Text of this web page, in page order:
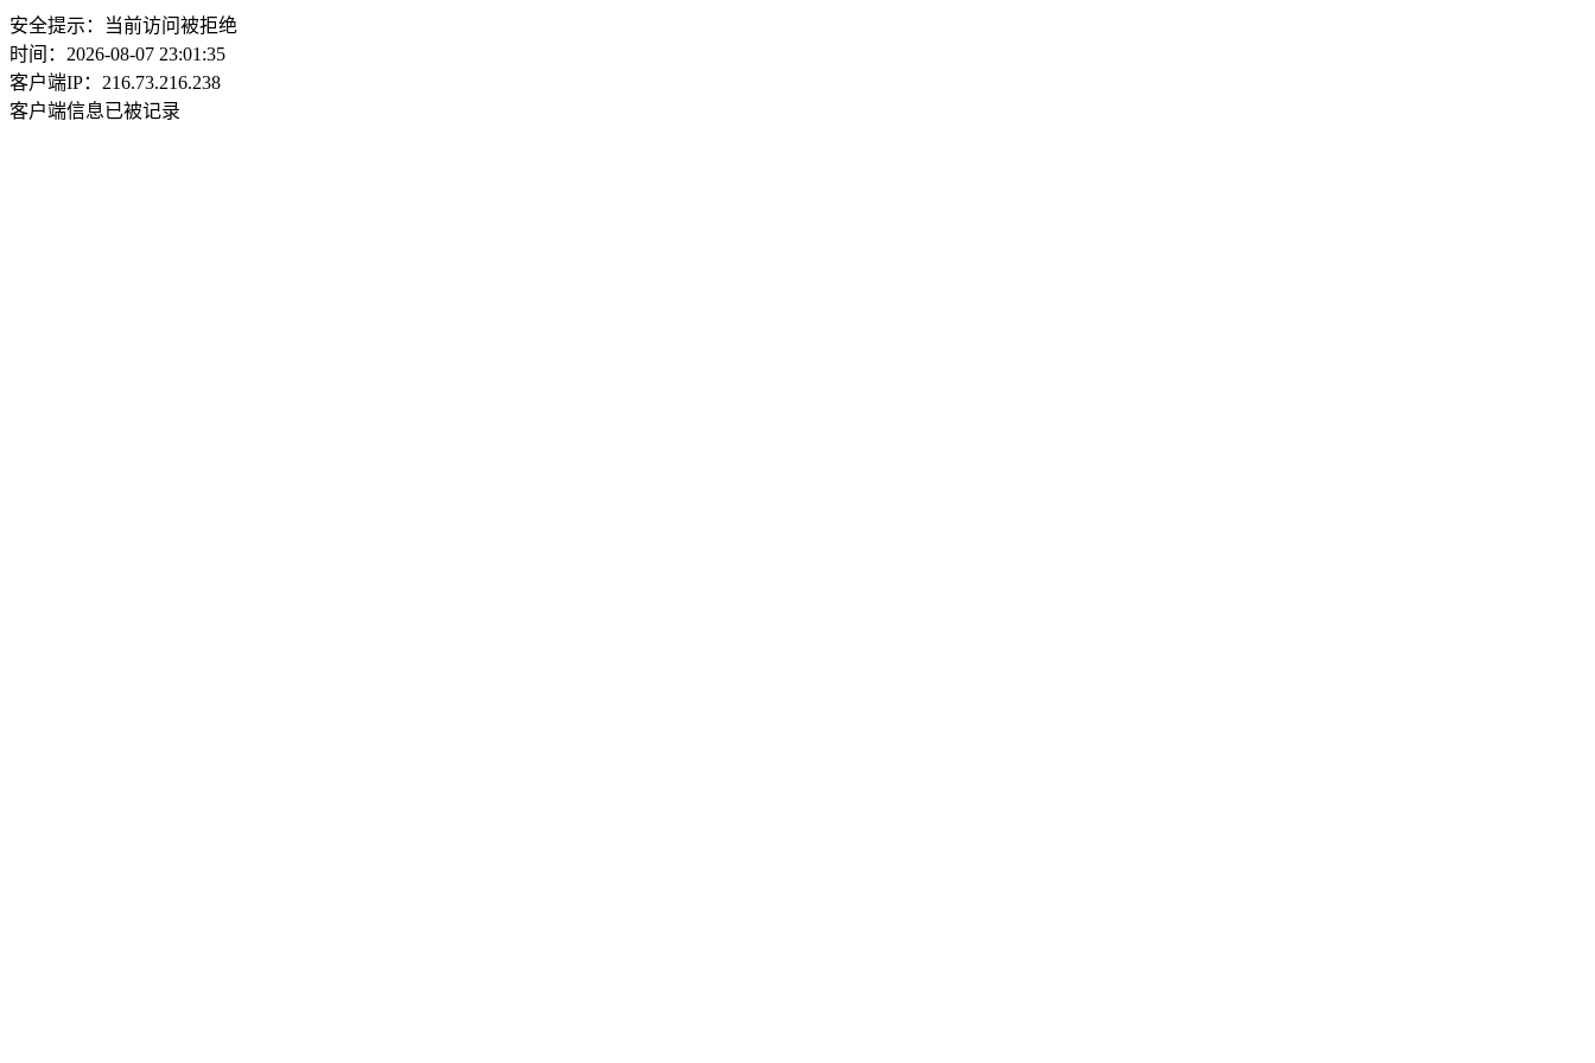
安全提示：当前访问被拒绝
时间：2026-08-07 23:01:35
客户端IP：216.73.216.238
客户端信息已被记录